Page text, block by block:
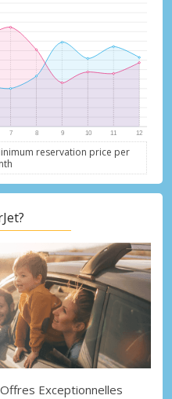
en un
avec eLink
reservation price per
Exceptionnelles